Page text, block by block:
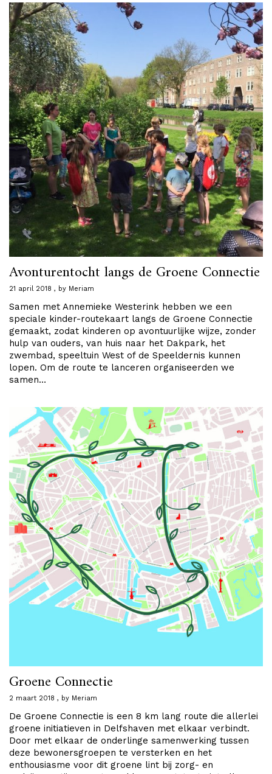
Avonturentocht langs de Groene Connectie
21 april 2018 by Meriam
Samen met Annemieke Westerink hebben we een
speciale kinder-routekaart langs de Groene Connectie
gemaakt, zodat kinderen op avontuurlijke wijze, zonder
hulp van ouders, van huis naar het Dakpark, het
zwembad, speeltuin West of de Speeldernis kunnen
lopen. Om de route te lanceren organiseerden we
samen…
Groene Connectie
2 maart 2018 by Meriam
De Groene Connectie is een 8 km lang route die allerlei
groene initiatieven in Delfshaven met elkaar verbindt.
Door met elkaar de onderlinge samenwerking tussen
deze bewonersgroepen te versterken en het
enthousiasme voor dit groene lint bij zorg- en